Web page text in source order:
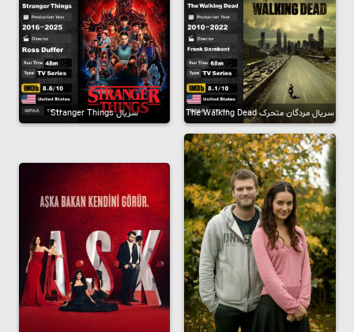
سریال مردگان متحرک The Walking Dead سریال Stranger Things